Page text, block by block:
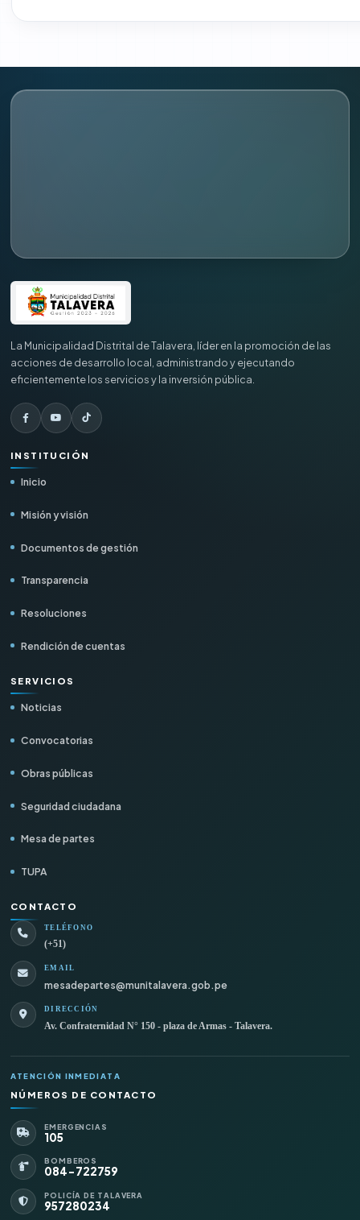
La Municipalidad Distrital de Talavera, líder en la promoción de las
acciones de desarrollo local, administrando y ejecutando
eficientemente los servicios y la inversión pública.
INSTITUCIÓN
Inicio
Misión y visión
Documentos de gestión
Transparencia
Resoluciones
Rendición de cuentas
SERVICIOS
Noticias
Convocatorias
Obras públicas
Seguridad ciudadana
Mesa de partes
TUPA
CONTACTO
TELÉFONO
(+51)
EMAIL
mesadepartes@munitalavera.gob.pe
DIRECCIÓN
Av. Confraternidad N° 150 - plaza de Armas - Talavera.
ATENCIÓN INMEDIATA
NÚMEROS DE CONTACTO
EMERGENCIAS
105
BOMBEROS
084-722759
POLICÍA DE TALAVERA
957280234